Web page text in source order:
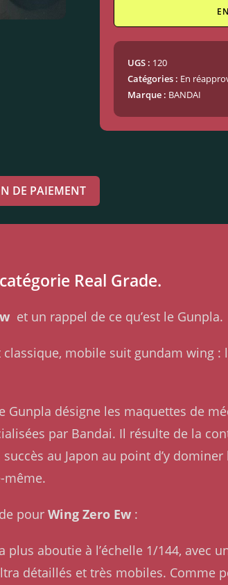
UGS : 120
Catégories : En
Marque : BANDAI
DE PAIEMENT
Real Grade.
et un rappel de ce qu’est le Gunpla.
mobile suit gundam wing :
Gunpla désigne les maquettes de
par Bandai. Il résulte de la
au Japon au point d’y
même.
pourWing Zero Ew :
plus aboutie à l’échelle 1/144,
détaillés et très mobiles. Comme